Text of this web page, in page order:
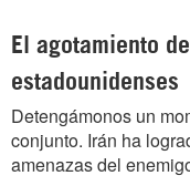
El agotamiento
estadounidenses
Detengámonos un
conjunto. Irán ha
amenazas del